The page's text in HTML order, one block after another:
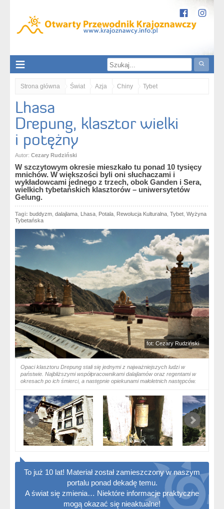
Strona główna Świat Azja Chiny Tybet
Lhasa. Drepung, klasztor wielki i potężny
Lhasa
Drepung, klasztor wielki
i potężny
Autor: Cezary Rudziński
W szczytowym okresie mieszkało tu ponad 10 tysięcy
mnichów. W większości byli oni słuchaczami i
wykładowcami jednego z trzech, obok Ganden i Sera,
wielkich tybetańskich klasztorów – uniwersytetów
Gelung.
Tagi: buddyzm dalajlama Lhasa Potala Rewolucja Kulturalna Tybet Wyżyna
Tybetańska
fot: Cezary Rudziński
Opaci klasztoru Drepung stali się jednymi z najważniejszych ludzi w
państwie. Najbliższymi współpracownikami dalajlamów oraz regentami w
okresach po ich śmierci, a następnie opiekunami małoletnich następców.
To już 10 lat! Materiał został zamieszczony w naszym
portalu ponad dekadę temu.
A świat się zmienia… Niektóre informacje praktyczne
mogą okazać się nieaktualne!